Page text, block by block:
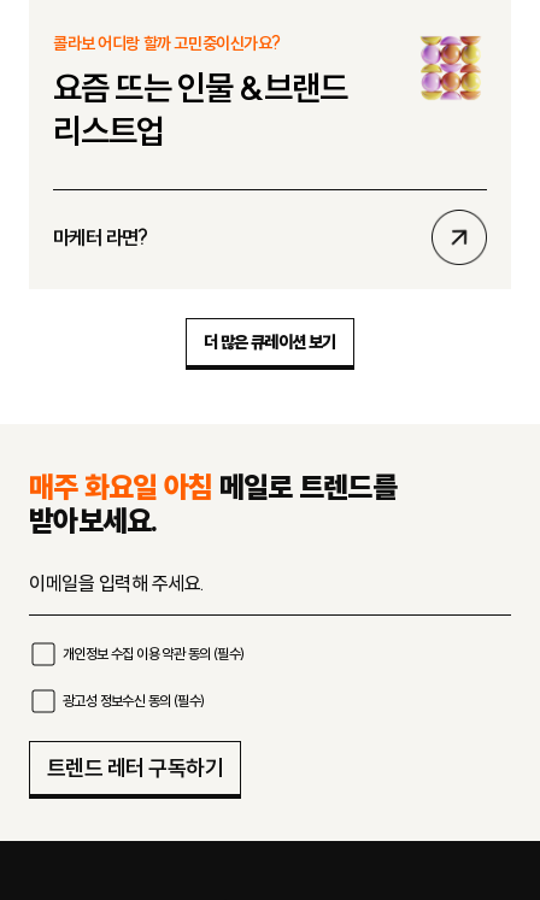
기
콜라보 어디랑 할까 고민중이신가요?
요즘 뜨는 인물 &브랜드
리스트업
마케터 라면?
상
세
더 많은 큐레이션 보기
매주 화요일 아침 메일로 트렌드를
받아보세요.
개인정보 수집 이용 약관 동의 (필수)
광고성 정보수신 동의 (필수)
트렌드 레터 구독하기